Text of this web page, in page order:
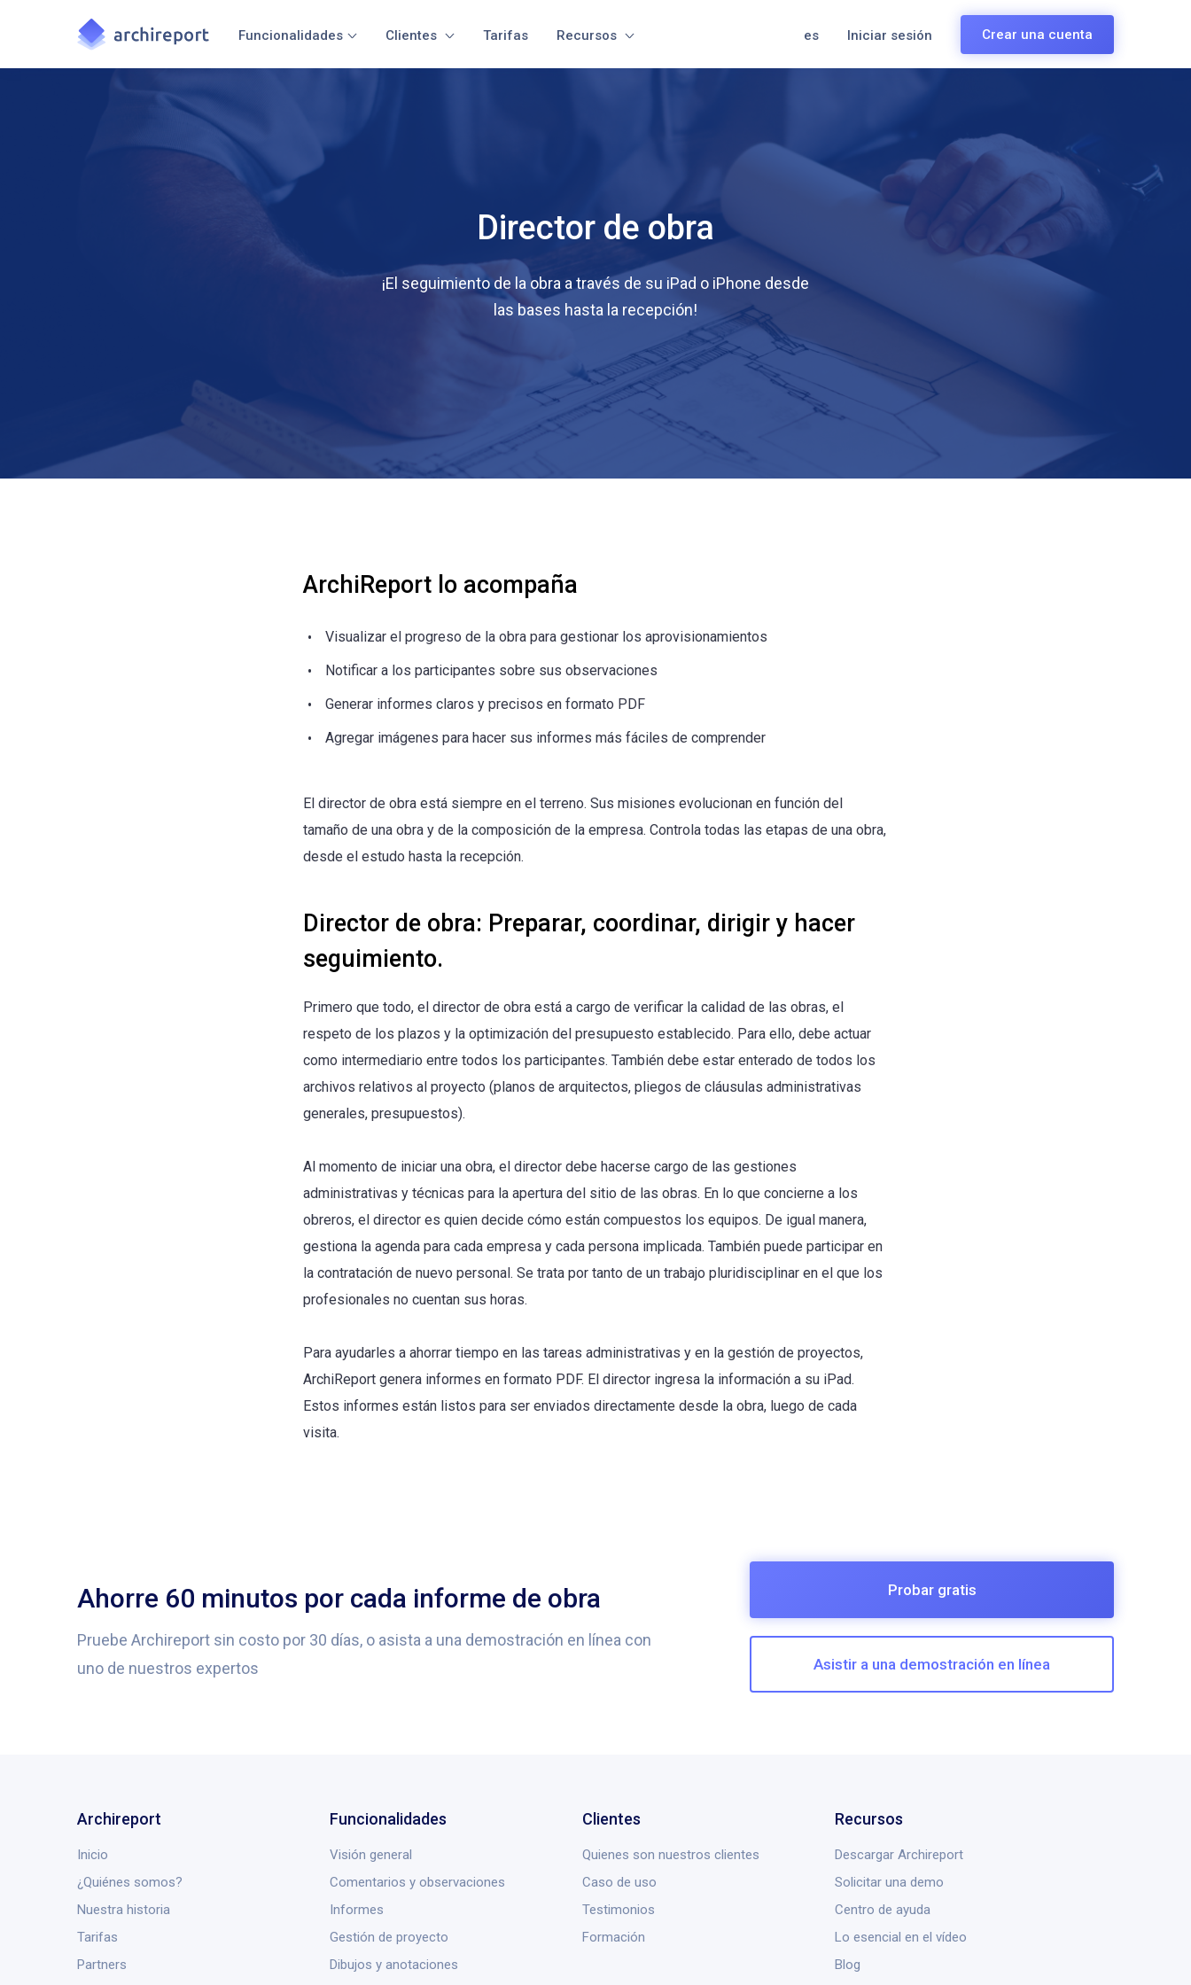
Funcionalidades Clientes Tarifas Recursos es Iniciar sesión Crear una cuenta
Director de obra
¡El seguimiento de la obra a través de su iPad o iPhone desde
las bases hasta la recepción!
ArchiReport lo acompaña
Visualizar el progreso de la obra para gestionar los aprovisionamientos
Notificar a los participantes sobre sus observaciones
Generar informes claros y precisos en formato PDF
Agregar imágenes para hacer sus informes más fáciles de comprender
El director de obra está siempre en el terreno. Sus misiones evolucionan en función del
tamaño de una obra y de la composición de la empresa. Controla todas las etapas de una obra,
desde el estudo hasta la recepción.
Director de obra: Preparar, coordinar, dirigir y hacer
seguimiento.
Primero que todo, el director de obra está a cargo de verificar la calidad de las obras, el
respeto de los plazos y la optimización del presupuesto establecido. Para ello, debe actuar
como intermediario entre todos los participantes. También debe estar enterado de todos los
archivos relativos al proyecto (planos de arquitectos, pliegos de cláusulas administrativas
generales, presupuestos).
Al momento de iniciar una obra, el director debe hacerse cargo de las gestiones
administrativas y técnicas para la apertura del sitio de las obras. En lo que concierne a los
obreros, el director es quien decide cómo están compuestos los equipos. De igual manera,
gestiona la agenda para cada empresa y cada persona implicada. También puede participar en
la contratación de nuevo personal. Se trata por tanto de un trabajo pluridisciplinar en el que los
profesionales no cuentan sus horas.
Para ayudarles a ahorrar tiempo en las tareas administrativas y en la gestión de proyectos,
ArchiReport genera informes en formato PDF. El director ingresa la información a su iPad.
Estos informes están listos para ser enviados directamente desde la obra, luego de cada
visita.
Ahorre 60 minutos por cada informe de obra
Pruebe Archireport sin costo por 30 días, o asista a una demostración en línea con
uno de nuestros expertos
Probar gratis
Asistir a una demostración en línea
Archireport
Inicio
¿Quiénes somos?
Nuestra historia
Tarifas
Partners
Funcionalidades
Visión general
Comentarios y observaciones
Informes
Gestión de proyecto
Dibujos y anotaciones
Clientes
Quienes son nuestros clientes
Caso de uso
Testimonios
Formación
Recursos
Descargar Archireport
Solicitar una demo
Centro de ayuda
Lo esencial en el vídeo
Blog